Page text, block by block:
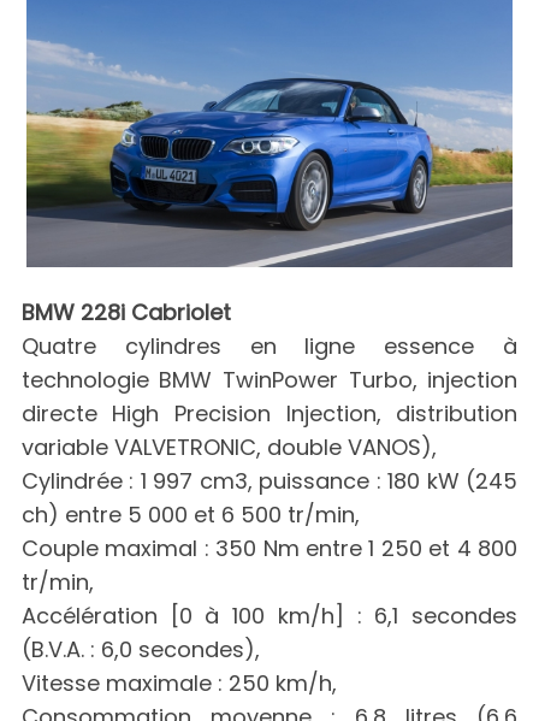
BMW 228i Cabriolet
Quatre cylindres en ligne essence à
technologie BMW TwinPower Turbo, injection
directe High Precision Injection, distribution
variable VALVETRONIC, double VANOS),
Cylindrée : 1 997 cm3, puissance : 180 kW (245
ch) entre 5 000 et 6 500 tr/min,
Couple maximal : 350 Nm entre 1 250 et 4 800
tr/min,
Accélération [0 à 100 km/h] : 6,1 secondes
(B.V.A. : 6,0 secondes),
Vitesse maximale : 250 km/h,